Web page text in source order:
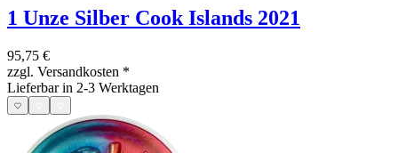
1 Unze Silber Cook Islands 2021
95,75 €
zzgl. Versandkosten *
Lieferbar in 2-3 Werktagen